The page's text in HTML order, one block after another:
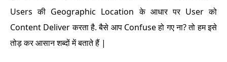
Users की Geographic Location के आधार पर User को
Content Deliver करता है. बैसे आप Confuse हो गए ना? तो हम इसे
तोड़ कर आसान शब्दों में बताते हैं |